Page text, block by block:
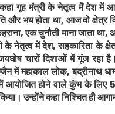
गृह मंत्री के नेतृत्व में देश में
और भय होता था, आज वो
एक चुनौती माना जाता
के नेतृत्व में देश, सहकारिता के
चारों दिशाओं में गूंज रहा है।
में महाकाल लोक, बद्रीनाथ
में आयोजित होने वाले कुंभ के
उन्होंने कहा निश्चित ही